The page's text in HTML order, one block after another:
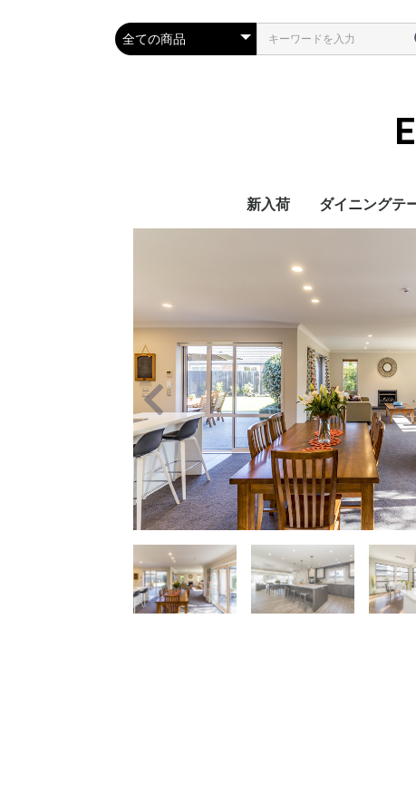
新入荷 ダイニングテ